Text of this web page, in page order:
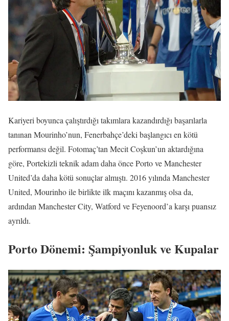
Kariyeri boyunca çalıştırdığı takımlara kazandırdığı başarılarla
tanınan Mourinho’nun, Fenerbahçe’deki başlangıcı en kötü
performansı değil. Fotomaç’tan Mecit Coşkun’un aktardığına
göre, Portekizli teknik adam daha önce Porto ve Manchester
United’da daha kötü sonuçlar almıştı. 2016 yılında Manchester
United, Mourinho ile birlikte ilk maçını kazanmış olsa da,
ardından Manchester City, Watford ve Feyenoord’a karşı puansız
ayrıldı.
Porto Dönemi: Şampiyonluk ve Kupalar